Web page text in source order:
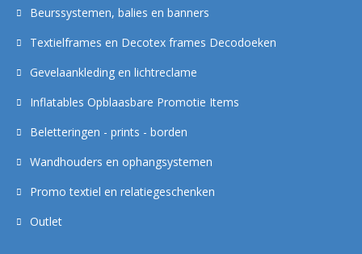
Beurssystemen, balies en banners
Textielframes en Decotex frames Decodoeken
Gevelaankleding en lichtreclame
Inflatables Opblaasbare Promotie Items
Beletteringen - prints - borden
Wandhouders en ophangsystemen
Promo textiel en relatiegeschenken
Outlet